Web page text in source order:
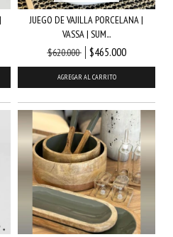
JUEGO DE VAJILLA PORCELANA |
VASSA | SUM...
$620.000
$465.000